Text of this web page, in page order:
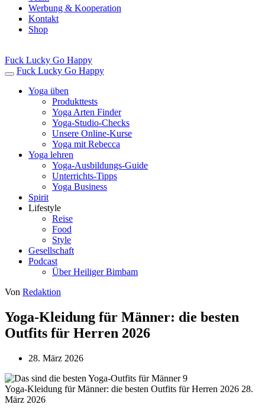
Werbung & Kooperation
Kontakt
Shop
Fuck Lucky Go Happy
Fuck Lucky Go Happy
Yoga üben
Produkttests
Yoga Arten Finder
Yoga-Studio-Checks
Unsere Online-Kurse
Yoga mit Rebecca
Yoga lehren
Yoga-Ausbildungs-Guide
Unterrichts-Tipps
Yoga Business
Spirit
Lifestyle
Reise
Food
Style
Gesellschaft
Podcast
Über Heiliger Bimbam
Von Redaktion
Yoga-Kleidung für Männer: die besten
Outfits für Herren 2026
28. März 2026
Yoga-Kleidung für Männer: die besten Outfits für Herren 2026 28.
März 2026